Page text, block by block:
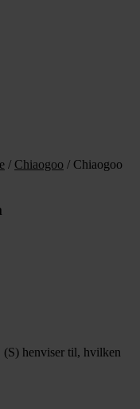
/ Chiaogoo / Chiaogoo
henviser til, hvilken